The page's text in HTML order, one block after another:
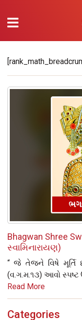
Bhagwan Shree
સ્વામિનારાયણ)
“ જે તેજને વિષે
(વ.ગ.મ.૧૩) આવો
Read More
Categories